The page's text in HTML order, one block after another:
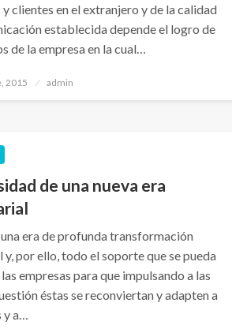
clientes en el extranjero y de la calidad
establecida depende el logro de
de la empresa en la cual…
2015 admin
de una nueva era
era de profunda transformación
y, por ello, todo el soporte que se pueda
empresas para que impulsando a las
éstas se reconviertan y adapten a
a…